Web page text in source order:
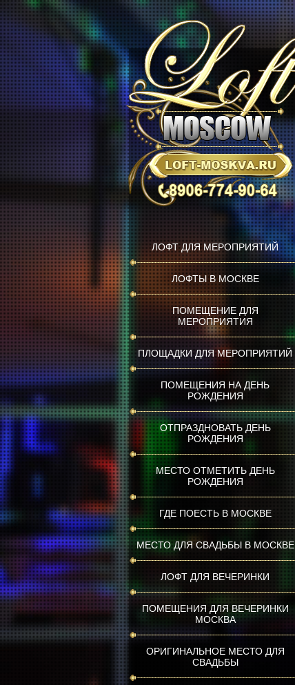
ЛОФТ ДЛЯ МЕРОПРИЯТИЙ
ЛОФТЫ В МОСКВЕ
ПОМЕЩЕНИЕ ДЛЯ
МЕРОПРИЯТИЯ
ПЛОЩАДКИ ДЛЯ МЕРОПРИЯТИЙ
ПОМЕЩЕНИЯ НА ДЕНЬ
РОЖДЕНИЯ
ОТПРАЗДНОВАТЬ ДЕНЬ
РОЖДЕНИЯ
МЕСТО ОТМЕТИТЬ ДЕНЬ
РОЖДЕНИЯ
ГДЕ ПОЕСТЬ В МОСКВЕ
МЕСТО ДЛЯ СВАДЬБЫ В МОСКВЕ
ЛОФТ ДЛЯ ВЕЧЕРИНКИ
ПОМЕЩЕНИЯ ДЛЯ ВЕЧЕРИНКИ
МОСКВА
ОРИГИНАЛЬНОЕ МЕСТО ДЛЯ
СВАДЬБЫ